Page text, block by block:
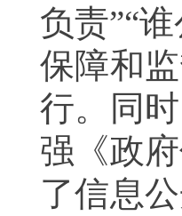
负责”“
保障和
行。
同
强《政
了信息